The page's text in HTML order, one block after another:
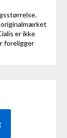
er ikke
foreligger